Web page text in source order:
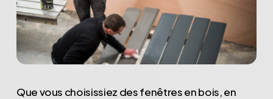
Que vous choisissiez des fenêtres en bois, en